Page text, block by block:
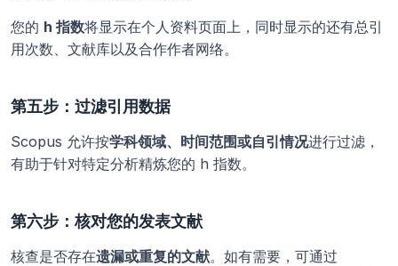
您的 h 指数将显示在个人资料页面上，同时显示的还有总引
用次数、文献库以及合作作者网络。
第五步：过滤引用数据
Scopus 允许按学科领域、时间范围或自引情况进行过滤，
有助于针对特定分析精炼您的 h 指数。
第六步：核对您的发表文献
核查是否存在遗漏或重复的文献